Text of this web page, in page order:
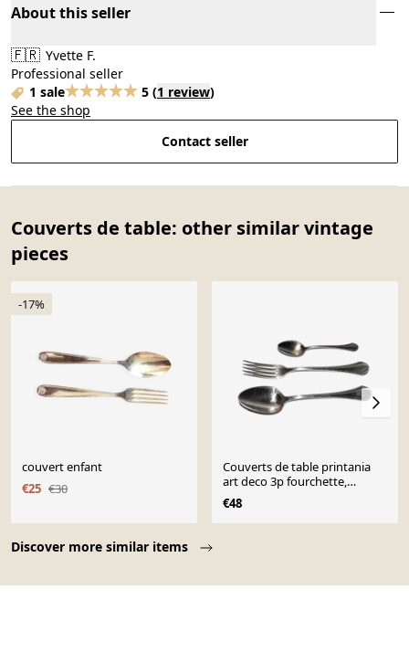
About this seller
🇫🇷 Yvette F.
Professional seller
1 sale
5 (1 review)
See the shop
Contact seller
Couverts de table: other similar vintage
pieces
Discover more similar items
-17%
couvert enfant
€25 €30
Couverts de table printania
art deco 3p fourchette,
cuillères soupe, café 1920
Christofle
€48